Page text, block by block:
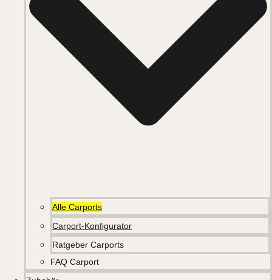
Alle Carports
Carport-Konfigurator
Ratgeber Carports
FAQ Carport